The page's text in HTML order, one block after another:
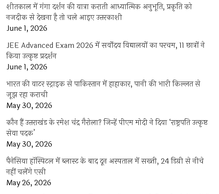
शीतकाल में गंगा दर्शन की यात्रा कराती आध्यात्मिक अनुभूति, प्रकृति को
नजदीक से देखना है तो चले आइए उत्तरकाशी
June 1, 2026
JEE Advanced Exam 2026 में सर्वोदय विद्यालयों का परचम, 11 छात्रों ने
किया उत्कृष्ट प्रदर्शन
June 1, 2026
भारत की वाटर स्ट्राइक से पाकिस्तान में हाहाकार, पानी की भारी किल्लत से
जूझ रहा कराची
May 30, 2026
कौन हैं उत्तराखंड के रमेश चंद्र गैरोला? जिन्हें पीएम मोदी ने दिया ‘राष्ट्रपति उत्कृष्ट
सेवा पदक’
May 30, 2026
पैनेसिया हॉस्पिटल में ब्लास्ट के बाद दून अस्पताल में सख्ती, 24 डिग्री से नीचे
नहीं चलेंगे एसी
May 26, 2026